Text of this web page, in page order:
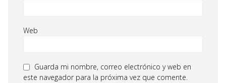
Web
Guarda mi nombre, correo electrónico y web en
este navegador para la próxima vez que comente.